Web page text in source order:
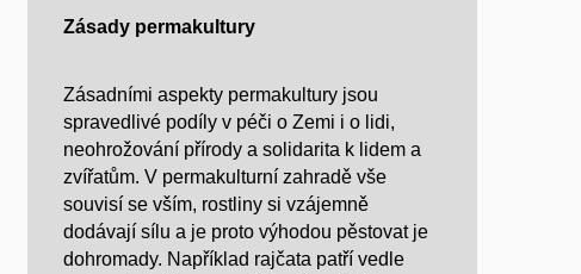
Zásady permakultury
Zásadními aspekty permakultury jsou
spravedlivé podíly v péči o Zemi i o lidi,
neohrožování přírody a solidarita k lidem a
zvířatům. V permakulturní zahradě vše
souvisí se vším, rostliny si vzájemně
dodávají sílu a je proto výhodou pěstovat je
dohromady. Například rajčata patří vedle